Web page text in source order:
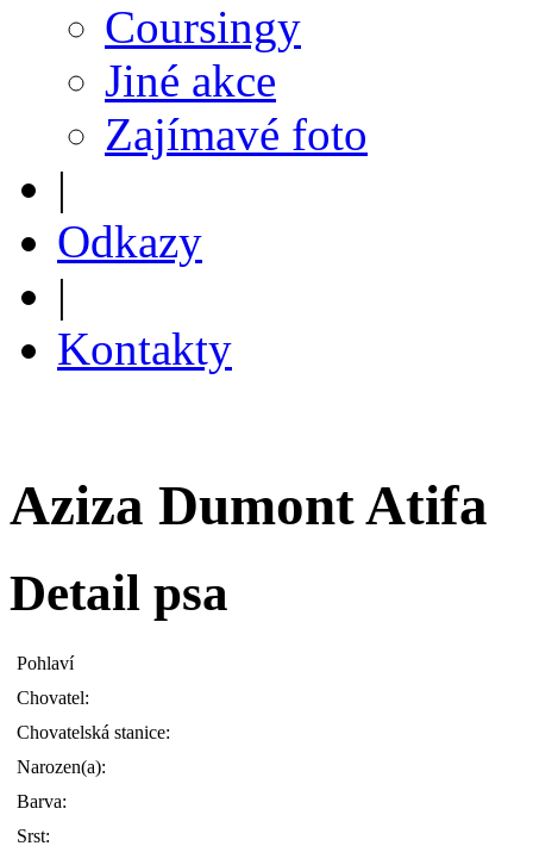
Coursingy
Jiné akce
Zajímavé foto
|
Odkazy
|
Kontakty
Aziza Dumont Atifa
Detail psa
Pohlaví
Chovatel:
Chovatelská stanice:
Narozen(a):
Barva:
Srst: